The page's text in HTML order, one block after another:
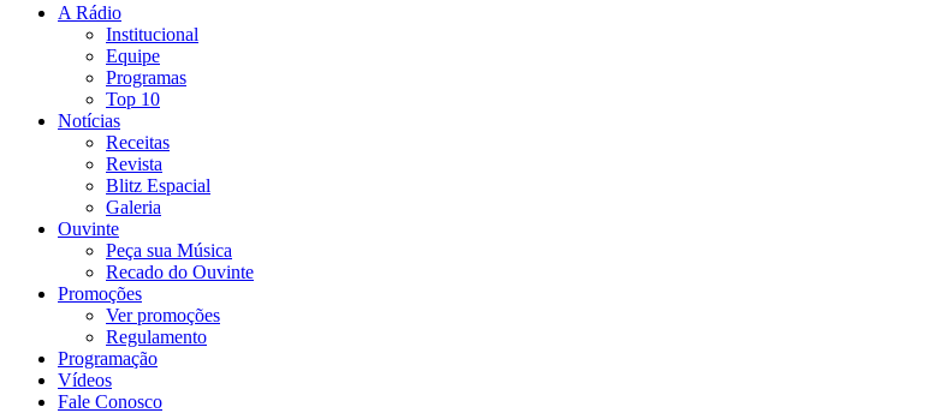
A Rádio
Institucional
Equipe
Programas
Top 10
Notícias
Receitas
Revista
Blitz Espacial
Galeria
Ouvinte
Peça sua Música
Recado do Ouvinte
Promoções
Ver promoções
Regulamento
Programação
Vídeos
Fale Conosco